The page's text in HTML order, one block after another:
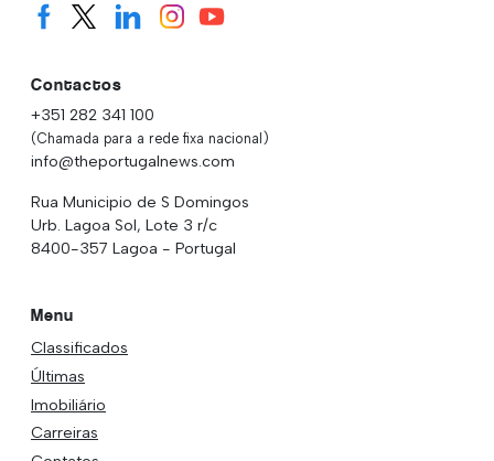
Contactos
+351 282 341 100
(Chamada para a rede fixa nacional)
info@theportugalnews.com
Rua Municipio de S Domingos
Urb. Lagoa Sol, Lote 3 r/c
8400-357 Lagoa - Portugal
Menu
Classificados
Últimas
Imobiliário
Carreiras